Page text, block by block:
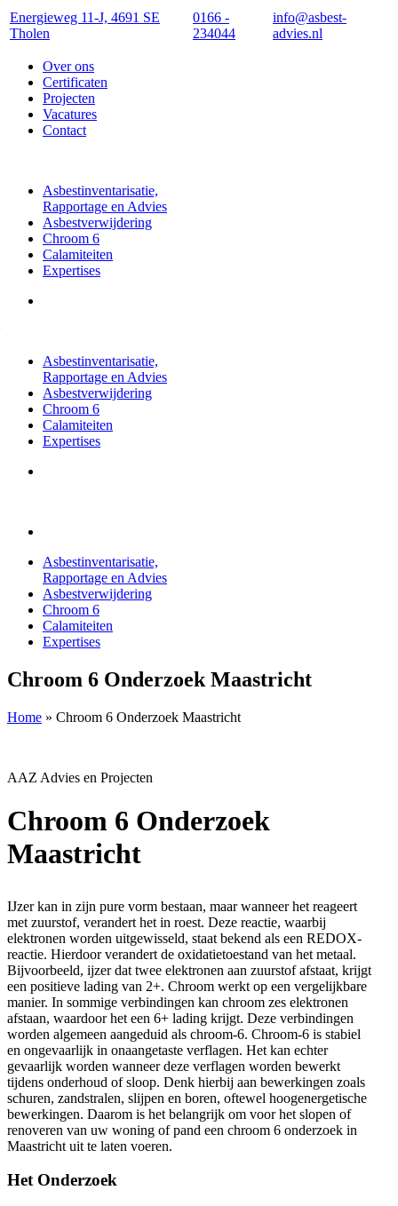
Energieweg 11-J, 4691 SE
Tholen
0166 -
234044
info@asbest-
advies.nl
Over ons
Certificaten
Projecten
Vacatures
Contact
Asbestinventarisatie,
Rapportage en Advies
Asbestverwijdering
Chroom 6
Calamiteiten
Expertises
Asbestinventarisatie,
Rapportage en Advies
Asbestverwijdering
Chroom 6
Calamiteiten
Expertises
Asbestinventarisatie,
Rapportage en Advies
Asbestverwijdering
Chroom 6
Calamiteiten
Expertises
Chroom 6 Onderzoek Maastricht
Home » Chroom 6 Onderzoek Maastricht
AAZ Advies en Projecten
Chroom 6 Onderzoek
Maastricht
IJzer kan in zijn pure vorm bestaan, maar wanneer het reageert
met zuurstof, verandert het in roest. Deze reactie, waarbij
elektronen worden uitgewisseld, staat bekend als een REDOX-
reactie. Hierdoor verandert de oxidatietoestand van het metaal.
Bijvoorbeeld, ijzer dat twee elektronen aan zuurstof afstaat, krijgt
een positieve lading van 2+. Chroom werkt op een vergelijkbare
manier. In sommige verbindingen kan chroom zes elektronen
afstaan, waardoor het een 6+ lading krijgt. Deze verbindingen
worden algemeen aangeduid als chroom-6. Chroom-6 is stabiel
en ongevaarlijk in onaangetaste verflagen. Het kan echter
gevaarlijk worden wanneer deze verflagen worden bewerkt
tijdens onderhoud of sloop. Denk hierbij aan bewerkingen zoals
schuren, zandstralen, slijpen en boren, oftewel hoogenergetische
bewerkingen. Daarom is het belangrijk om voor het slopen of
renoveren van uw woning of pand een chroom 6 onderzoek in
Maastricht uit te laten voeren.
Het Onderzoek